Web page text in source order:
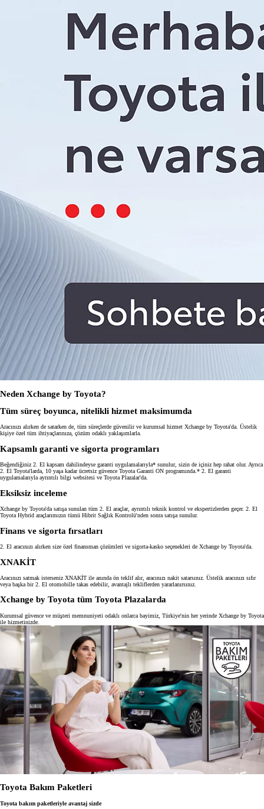
Neden Xchange by Toyota?
Tüm süreç boyunca, nitelikli hizmet maksimumda
Aracınızı alırken de satarken de, tüm süreçlerde güvenilir ve kurumsal hizmet Xchange by Toyota'da. Üstelik
kişiye özel tüm ihtiyaçlarınıza, çözüm odaklı yaklaşımlarla.
Kapsamlı garanti ve sigorta programları
Beğendiğiniz 2. El kapsam dahilindeyse garanti uygulamalarıyla* sunulur, sizin de içiniz hep rahat olur. Ayrıca
2. El Toyota'larda, 10 yaşa kadar ücretsiz güvence Toyota Garanti ON programında.* 2. El garanti
uygulamalarıyla ayrıntılı bilgi websitesi ve Toyota Plazalar'da.
Eksiksiz inceleme
Xchange by Toyota'da satışa sunulan tüm 2. El araçlar, ayrıntılı teknik kontrol ve ekspertizlerden geçer. 2. El
Toyota Hybrid araçlarımızın tümü Hibrit Sağlık Kontrolü'nden sonra satışa sunulur.
Finans ve sigorta fırsatları
2. El aracınızı alırken size özel finansman çözümleri ve sigorta-kasko seçenekleri de Xchange by Toyota'da.
XNAKİT
Aracınızı satmak isterseniz XNAKİT ile anında ön teklif alır, aracınızı nakit satarsınız. Üstelik aracınızı sıfır
veya başka bir 2. El otomobille takas edebilir, avantajlı tekliflerden yararlanırsınız.
Xchange by Toyota tüm Toyota Plazalarda
Kurumsal güvence ve müşteri memnuniyeti odaklı onlarca bayimiz, Türkiye'nin her yerinde Xchange by Toyota
ile hizmetinizde.
Toyota Bakım Paketleri
Toyota bakım paketleriyle avantaj sizde